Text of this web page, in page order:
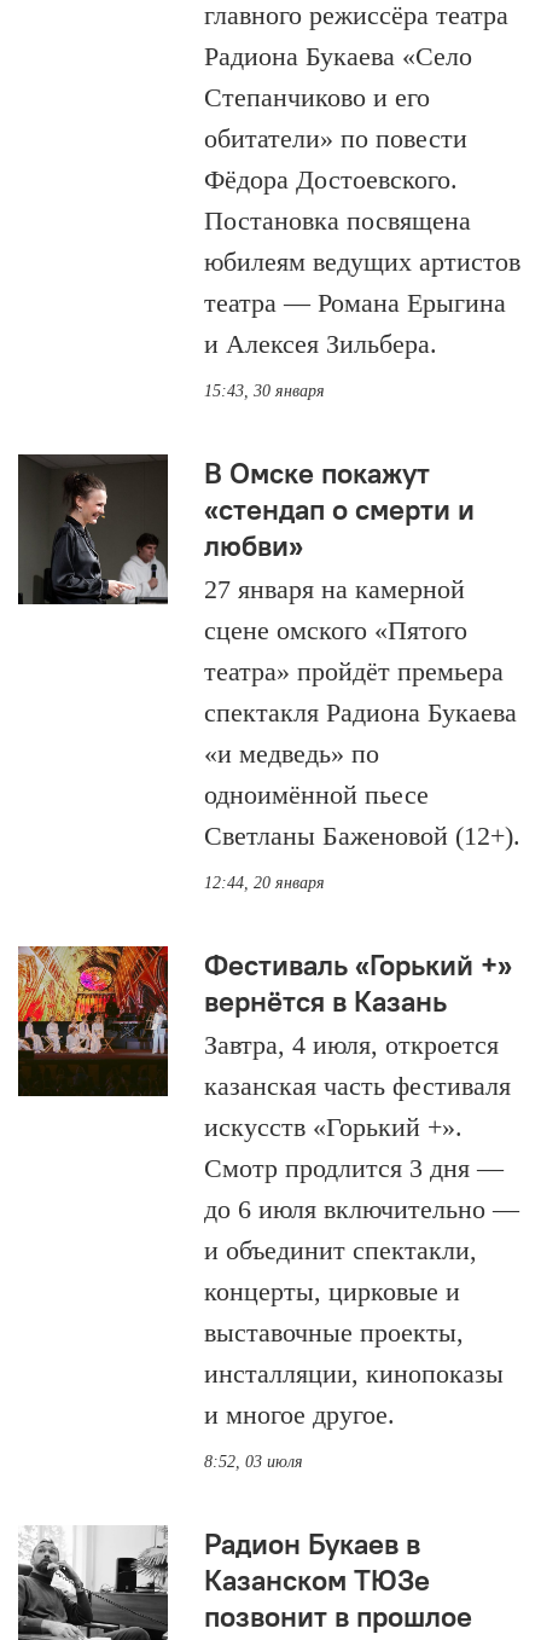
главного режиссёра театра
Радиона Букаева «Село
Степанчиково и его
обитатели» по повести
Фёдора Достоевского.
Постановка посвящена
юбилеям ведущих артистов
театра — Романа Ерыгина
и Алексея Зильбера.
15:43, 30 января
В Омске покажут
«стендап о смерти и
любви»
27 января на камерной
сцене омского «Пятого
театра» пройдёт премьера
спектакля Радиона Букаева
«и медведь» по
одноимённой пьесе
Светланы Баженовой (12+).
12:44, 20 января
Фестиваль «Горький +»
вернётся в Казань
Завтра, 4 июля, откроется
казанская часть фестиваля
искусств «Горький +».
Смотр продлится 3 дня —
до 6 июля включительно —
и объединит спектакли,
концерты, цирковые и
выставочные проекты,
инсталляции, кинопоказы
и многое другое.
8:52, 03 июля
Радион Букаев в
Казанском ТЮЗе
позвонит в прошлое